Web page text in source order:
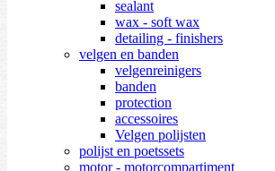
sealant
wax - soft wax
detailing - finishers
velgen en banden
velgenreinigers
banden
protection
accessoires
Velgen polijsten
polijst en poetssets
motor - motorcompartiment